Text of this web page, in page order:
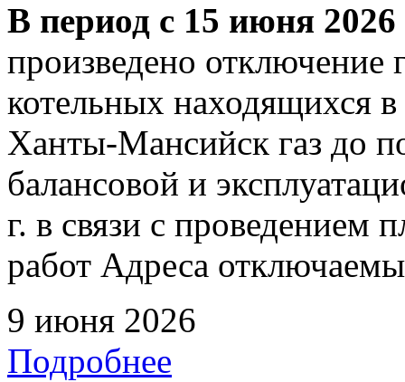
В период с 15 июня
произведено отключение
котельных находящихся
Ханты-Мансийск газ до
балансовой и
г. в связи с проведением
работ Адреса
9 июня 2026
Подробнее